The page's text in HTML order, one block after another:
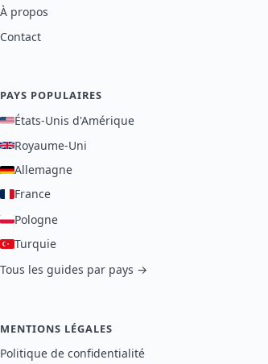
À propos
Contact
PAYS POPULAIRES
États-Unis d'Amérique
Royaume-Uni
Allemagne
France
Pologne
Turquie
Tous les guides par pays →
MENTIONS LÉGALES
Politique de confidentialité